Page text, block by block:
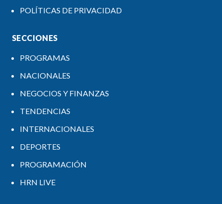
POLÍTICAS DE PRIVACIDAD
SECCIONES
PROGRAMAS
NACIONALES
NEGOCIOS Y FINANZAS
TENDENCIAS
INTERNACIONALES
DEPORTES
PROGRAMACIÓN
HRN LIVE